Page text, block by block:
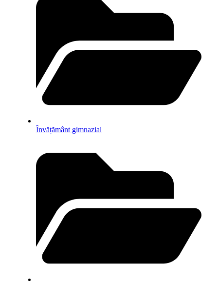
Învățământ gimnazial